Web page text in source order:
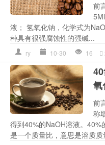
前
液； 氢氧化钠，化学式为
种具有很强腐蚀性的强碱...
ry 10-30 16
氧
前
称
得到40%的NaOH溶液。
是一个质量比，意思是溶质质